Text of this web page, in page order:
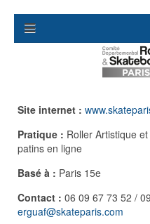
Site internet :
Pratique : Roller Artistique
patins en ligne
Basé à : Paris 15e
Contact : 06 09 67 73 52 /
erguaf@skateparis.com